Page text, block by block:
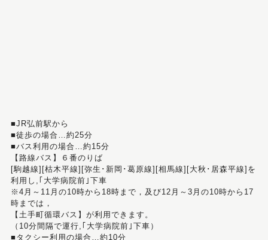
■JR弘前駅から
■徒歩の場合…約25分
■バス利用の場合…約15分
【路線バス】６番のりば
[駒越線][枯木平線][弥生･新岡･葛原線][相馬線][大秋･居森平線]を
利用し,｢大学病院前｣下車
※4月～11月の10時から18時まで，及び12月～3月の10時から17
時までは，
【土手町循環バス】が利用できます。
（10分間隔で運行,｢大学病院前｣下車）
■タクシー利用の場合…約10分